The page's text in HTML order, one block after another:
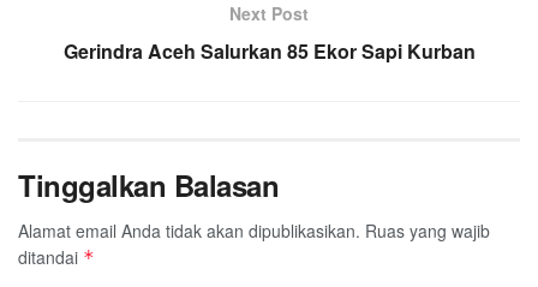
Next Post
Gerindra Aceh Salurkan 85 Ekor Sapi Kurban
Tinggalkan Balasan
Alamat email Anda tidak akan dipublikasikan. Ruas yang wajib
ditandai *